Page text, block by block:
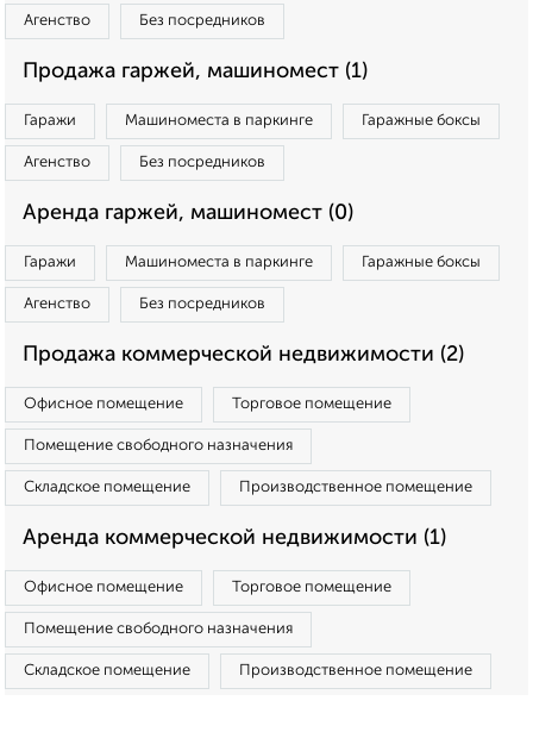
Агенство Без посредников
Продажа гаржей, машиномест (1)
Гаражи Машиноместа в паркинге Гаражные боксы
Агенство Без посредников
Аренда гаржей, машиномест (0)
Гаражи Машиноместа в паркинге Гаражные боксы
Агенство Без посредников
Продажа коммерческой недвижимости (2)
Офисное помещение Торговое помещение
Помещение свободного назначения
Складское помещение Производственное помещение
Аренда коммерческой недвижимости (1)
Офисное помещение Торговое помещение
Помещение свободного назначения
Складское помещение Производственное помещение